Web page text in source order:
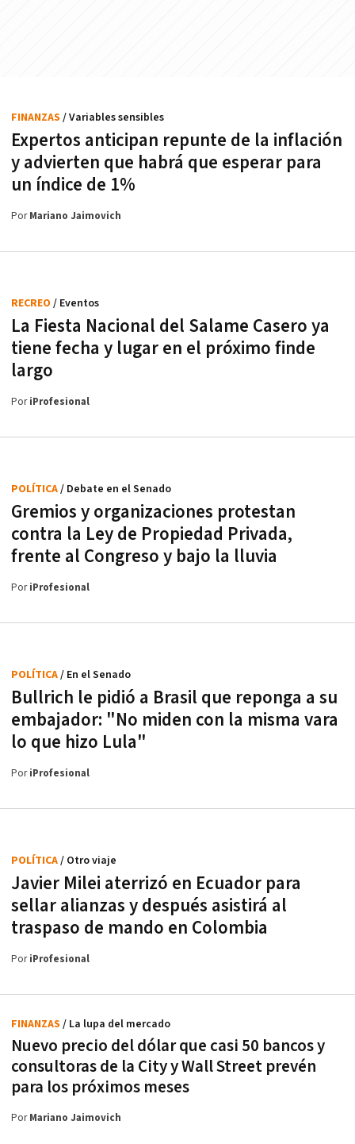
Expertos anticipan repunte de la inflación
y advierten que habrá que esperar para
un índice de 1%
FINANZAS / Variables sensibles
PorMariano Jaimovich
La Fiesta Nacional del Salame Casero ya
tiene fecha y lugar en el próximo finde
largo
RECREO / Eventos
PoriProfesional
Gremios y organizaciones protestan
contra la Ley de Propiedad Privada,
frente al Congreso y bajo la lluvia
POLÍTICA/ Debate en el Senado
PoriProfesional
Bullrich le pidió a Brasil que reponga a su
embajador: "No miden con la misma vara
lo que hizo Lula"
POLÍTICA/ En el Senado
PoriProfesional
Javier Milei aterrizó en Ecuador para
sellar alianzas y después asistirá al
traspaso de mando en Colombia
POLÍTICA/ Otro viaje
PoriProfesional
Nuevo precio del dólar que casi 50 bancos y
consultoras de la City y Wall Street prevén
para los próximos meses
FINANZAS / La lupa del mercado
PorMariano Jaimovich